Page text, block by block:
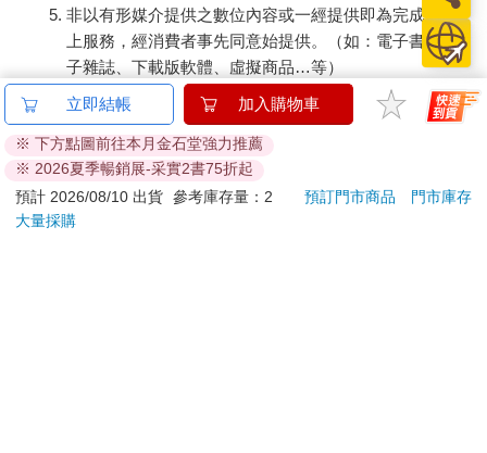
非以有形媒介提供之數位內容或一經提供即為完成之線
上服務，經消費者事先同意始提供。（如：電子書、電
子雜誌、下載版軟體、虛擬商品…等）
已拆封之個人衛生用品。（如：內衣褲、刮鬍刀、除毛
若非上列種類商品，均享有到貨7天的猶豫期（含例假
日）。
辦理退換貨時，商品（組合商品恕無法接受單獨退貨）必須
是您收到商品時的原始狀態（包含商品本體、配件、贈品、
立即結帳 加入購物車
※ 下方點圖前往本月金石堂強力推薦
※ 2026夏季暢銷展-采實2書75折起
預計 2026/08/10 出貨 參考庫存量：2 預訂門市商品
門市庫存
大量採購